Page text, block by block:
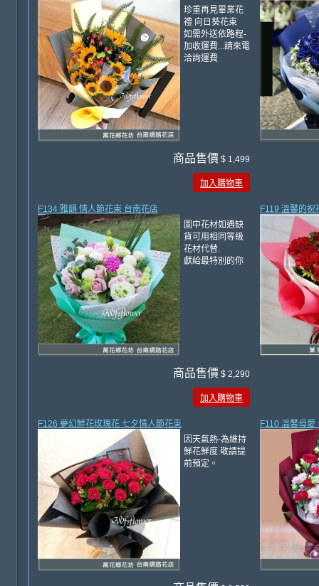
珍重再見畢業花
禮 向日葵花束
如需外送依路程-
加收運費...請來電
洽詢運費
商品售價 $ 1,499
加入購物車
F134 雅韻 情人節花束 台南花店
圖中花材如遇缺
貨可用相同等級
花材代替.
獻給最特別的你
商品售價 $ 2,290
加入購物車
F119 溫馨的
F126 夢幻鮮花玫瑰花 七夕情人節花束
因天氣熱-為維持
鮮花鮮度.敬請提
前預定。
F110 溫馨母